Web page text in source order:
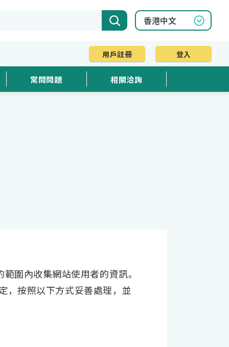
用戶註冊 登入
常問問題 相關洽詢
圍內收集網站使用者的資訊。
，按照以下方式妥善處理，並